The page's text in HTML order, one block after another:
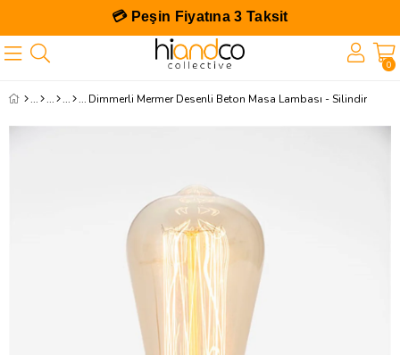
💳 Peşin Fiyatına 3 Taksit
0
Dimmerli Mermer Desenli Beton Masa Lambası - Silindir